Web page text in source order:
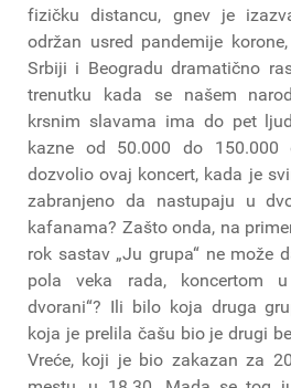
fizičku distancu, gnev je
održan usred pandemije
Srbiji i Beogradu dramatično
trenutku kada se našem
krsnim slavama ima do pet
kazne od 50.000 do 150.000
dozvolio ovaj koncert, kada je
zabranjeno da nastupaju u
kafanama? Zašto onda, na
rok sastav „Ju grupa“ ne može
pola veka rada, koncertom
dvorani“? Ili bilo koja druga
koja je prelila čašu bio je drugi
Vreće, koji je bio zakazan za